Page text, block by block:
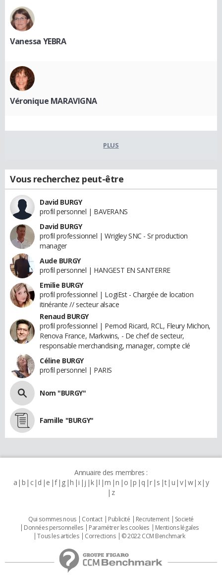
Vanessa YEBRA
Véronique MARAVIGNA
PLUS
Vous recherchez peut-être
David BURGY
profil personnel | BAVERANS
David BURGY
profil professionnel | Wrigley SNC - Sr production
manager
Aude BURGY
profil personnel | HANGEST EN SANTERRE
Emilie BURGY
profil professionnel | LogiEst - Chargée de location
itinérante // secteur alsace
Renaud BURGY
profil professionnel | Pernod Ricard, RCL, Fleury Michon,
Renova France, Markwins, - De chef de secteur,
responsable merchandising, manager, compte clé
Céline BURGY
profil personnel | PARIS
Nom "BURGY"
Famille "BURGY"
Annuaire des membres :
a b c d e f g h i j k l m n o p q r s t u v w x y
z
Qui sommes nous Contact Publicité Recrutement
Societé
Données personnelles
Paramétrer les cookies
Mentions légales
Tous les articles
Corrections © 2022 CCM Benchmark